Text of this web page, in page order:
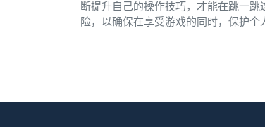
断提升自己的操作技巧，才能在跳一
险，以确保在享受游戏的同时，保护个